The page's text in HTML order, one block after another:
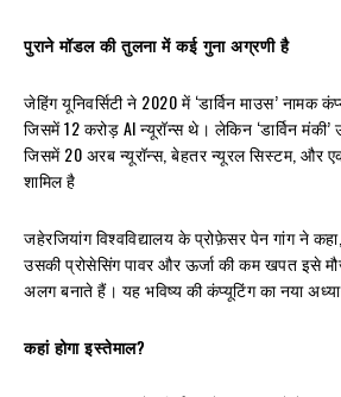
पुराने मॉडल की तुलना में कई गुना अग्रणी है
जेहिंग यूनिवर्सिटी ने 2020 में ‘डार्विन माउस’ नामक
जिसमें 12 करोड़ AI न्यूरॉन्स थे। लेकिन ‘डार्विन
जिसमें 20 अरब न्यूरॉन्स, बेहतर न्यूरल सिस्टम, और
शामिल है
जहेरजियांग विश्वविद्यालय के प्रोफ़ेसर पेन गांग ने कहा,
उसकी प्रोसेसिंग पावर और ऊर्जा की कम खपत इसे
अलग बनाते हैं। यह भविष्य की कंप्यूटिंग का नया
कहां होगा इस्तेमाल?